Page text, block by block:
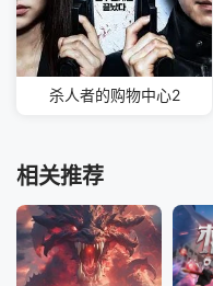
杀人者的购物中心2
相关推荐